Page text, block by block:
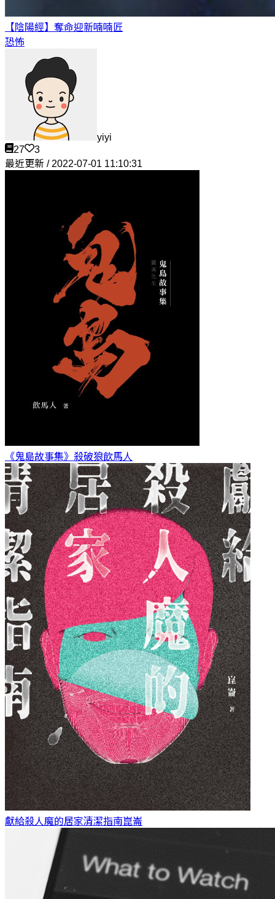
【陰陽經】奪命迎新喃喃匠
恐怖
yiyi
27
3
最近更新 / 2022-07-01 11:10:31
《鬼島故事集》殺破狼飲馬人
獻給殺人魔的居家清潔指南崑崙